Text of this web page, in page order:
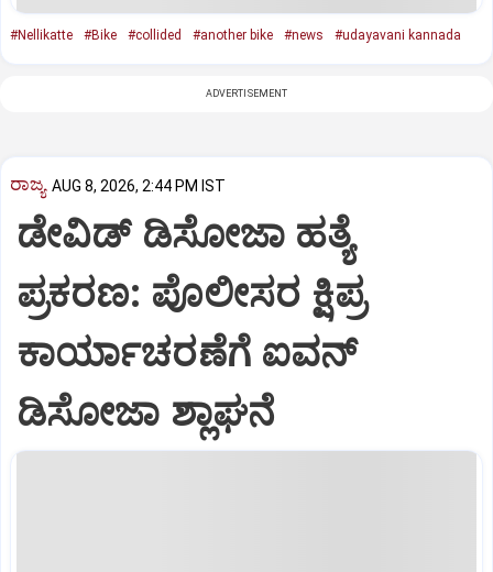
#Nellikatte #Bike #collided #another bike #news #udayavani kannada
ADVERTISEMENT
ರಾಜ್ಯ AUG 8, 2026, 2:44 PM IST
ಡೇವಿಡ್ ಡಿಸೋಜಾ ಹತ್ಯೆ
ಪ್ರಕರಣ: ಪೊಲೀಸರ ಕ್ಷಿಪ್ರ
ಕಾರ್ಯಾಚರಣೆಗೆ ಐವನ್
ಡಿಸೋಜಾ ಶ್ಲಾಘನೆ